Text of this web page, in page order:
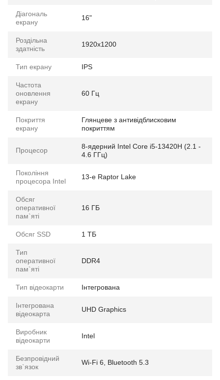
Діагональ
екрану
16"
Роздільна
здатність
1920x1200
Тип екрану IPS
Частота
оновлення
екрану
60 Гц
Покриття
екрану
Глянцеве з антивідблисковим
покриттям
Процесор
8-ядерний Intel Core i5-13420H (2.1 -
4.6 ГГц)
Покоління
процесора Intel
13-е Raptor Lake
Обсяг
оперативної
пам`яті
16 ГБ
Обсяг SSD 1 ТБ
Тип
оперативної
пам`яті
DDR4
Тип відеокарти Інтегрована
Інтегрована
відеокарта
UHD Graphics
Виробник
відеокарти
Intel
Безпровідний
зв`язок
Wi-Fi 6, Bluetooth 5.3